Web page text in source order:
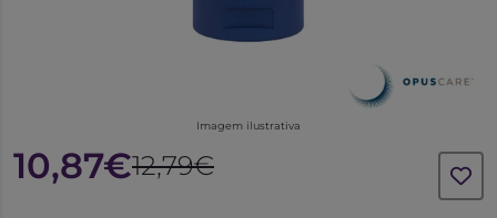
Imagem ilustrativa
10,87€12,79€